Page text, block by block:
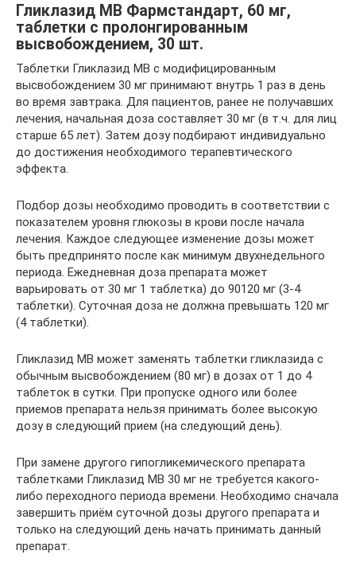
Гликлазид МВ Фармстандарт, 60 мг,
таблетки с пролонгированным
высвобождением, 30 шт.
Таблетки Гликлазид MB с модифицированным
высвобождением 30 мг принимают внутрь 1 раз в день
во время завтрака. Для пациентов, ранее не получавших
лечения, начальная доза составляет 30 мг (в т.ч. для лиц
старше 65 лет). Затем дозу подбирают индивидуально
до достижения необходимого терапевтического
эффекта.
Подбор дозы необходимо проводить в соответствии с
показателем уровня глюкозы в крови после начала
лечения. Каждое следующее изменение дозы может
быть предпринято после как минимум двухнедельного
периода. Ежедневная доза препарата может
варьировать от 30 мг 1 таблетка) до 90120 мг (3-4
таблетки). Суточная доза не должна превышать 120 мг
(4 таблетки).
Гликлазид MB может заменять таблетки гликлазида с
обычным высвобождением (80 мг) в дозах от 1 до 4
таблеток в сутки. При пропуске одного или более
приемов препарата нельзя принимать более высокую
дозу в следующий прием (на следующий день).
При замене другого гипогликемического препарата
таблетками Гликлазид MB 30 мг не требуется какого-
либо переходного периода времени. Необходимо сначала
завершить приём суточной дозы другого препарата и
только на следующий день начать принимать данный
препарат.